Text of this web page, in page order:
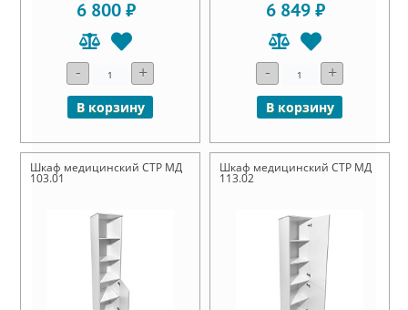
6 800 ₽
- +
В корзину
6 849 ₽
- +
В корзину
Шкаф медицинский СТР МД
103.01
Шкаф медицинский СТР МД
113.02